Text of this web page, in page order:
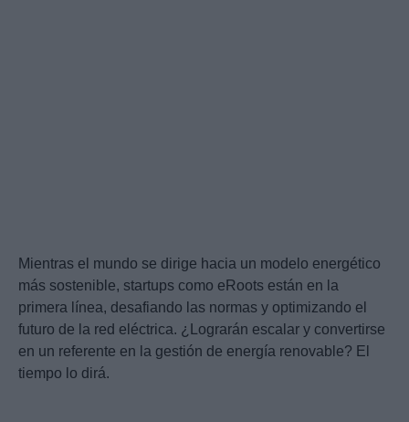
Mientras el mundo se dirige hacia un modelo energético
más sostenible, startups como eRoots están en la
primera línea, desafiando las normas y optimizando el
futuro de la red eléctrica. ¿Lograrán escalar y convertirse
en un referente en la gestión de energía renovable? El
tiempo lo dirá.